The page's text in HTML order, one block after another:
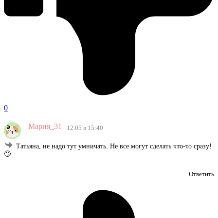
0
Мария_31 12.05 в 15:40
Татьяна, не надо тут умничать. Не все могут сделать что-то сразу!
🙄
Ответить